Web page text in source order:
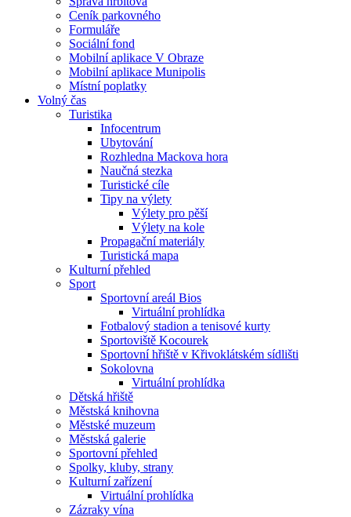
Ceník parkovného
Formuláře
Sociální fond
Mobilní aplikace V Obraze
Mobilní aplikace Munipolis
Místní poplatky
Volný čas
Turistika
Infocentrum
Ubytování
Rozhledna Mackova hora
Naučná stezka
Turistické cíle
Tipy na výlety
Výlety pro pěší
Výlety na kole
Propagační materiály
Turistická mapa
Kulturní přehled
Sport
Sportovní areál Bios
Virtuální prohlídka
Fotbalový stadion a tenisové kurty
Sportoviště Kocourek
Sportovní hřiště v Křivoklátském sídlišti
Sokolovna
Virtuální prohlídka
Dětská hřiště
Městská knihovna
Městské muzeum
Městská galerie
Sportovní přehled
Spolky, kluby, strany
Kulturní zařízení
Virtuální prohlídka
Zázraky vína